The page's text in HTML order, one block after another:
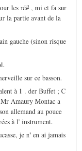
les ré# , mi et fa sur
la partie avant de la
gauche (sinon risque
sur ce basson.
à 1 . der Buffet ; C
Amaury Montac a
allemand au pouce
à l' instrument.
je n' en ai jamais